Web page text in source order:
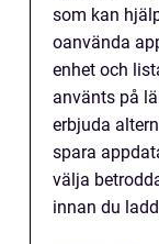
som kan
oanvända
enhet och
använts på
erbjuda
spara
välja
innan du